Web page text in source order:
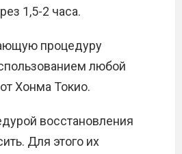
1,5-2 часа.
процедуру
любой
Хонма Токио.
восстановления
Для этого их